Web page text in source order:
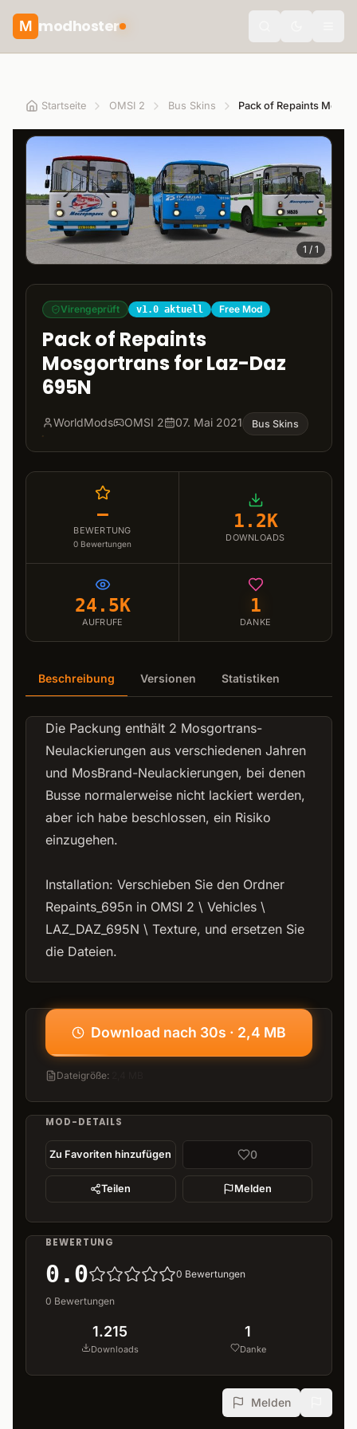
M modhoster
Startseite OMSI 2 Bus Skins
1 / 1
Virengeprüft v1.0 aktuell Free Mod
Pack of Repaints
Mosgortrans for Laz-Daz
695N
WorldMods OMSI 2 07. Mai 2021 Bus Skins
–
BEWERTUNG
0 Bewertungen
1.2K
DOWNLOADS
24.5K
AUFRUFE
1
DANKE
Beschreibung Versionen Statistiken
Die Packung enthält 2 Mosgortrans-
Neulackierungen aus verschiedenen Jahren
und MosBrand-Neulackierungen, bei denen
Busse normalerweise nicht lackiert werden,
aber ich habe beschlossen, ein Risiko
einzugehen.
Installation: Verschieben Sie den Ordner
Repaints_695n in OMSI 2 \ Vehicles \
LAZ_DAZ_695N \ Texture, und ersetzen Sie
die Dateien.
Download nach 30s · 2,4 MB
Dateigröße:
MOD-DETAILS
Zu Favoriten hinzufügen 0
Teilen Melden
BEWERTUNG
0.0 0 Bewertungen
0 Bewertungen
1.215
Downloads
1
Danke
Melden